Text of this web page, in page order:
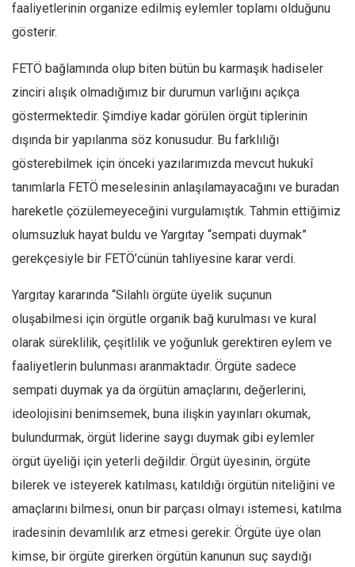
faaliyetlerinin organize edilmiş eylemler toplamı olduğunu
gösterir.
FETÖ bağlamında olup biten bütün bu karmaşık hadiseler
zinciri alışık olmadığımız bir durumun varlığını açıkça
göstermektedir. Şimdiye kadar görülen örgüt tiplerinin
dışında bir yapılanma söz konusudur. Bu farklılığı
gösterebilmek için önceki yazılarımızda mevcut hukukî
tanımlarla FETÖ meselesinin anlaşılamayacağını ve buradan
hareketle çözülemeyeceğini vurgulamıştık. Tahmin ettiğimiz
olumsuzluk hayat buldu ve Yargıtay “sempati duymak”
gerekçesiyle bir FETÖ’cünün tahliyesine karar verdi.
Yargıtay kararında “Silahlı örgüte üyelik suçunun
oluşabilmesi için örgütle organik bağ kurulması ve kural
olarak süreklilik, çeşitlilik ve yoğunluk gerektiren eylem ve
faaliyetlerin bulunması aranmaktadır. Örgüte sadece
sempati duymak ya da örgütün amaçlarını, değerlerini,
ideolojisini benimsemek, buna ilişkin yayınları okumak,
bulundurmak, örgüt liderine saygı duymak gibi eylemler
örgüt üyeliği için yeterli değildir. Örgüt üyesinin, örgüte
bilerek ve isteyerek katılması, katıldığı örgütün niteliğini ve
amaçlarını bilmesi, onun bir parçası olmayı istemesi, katılma
iradesinin devamlılık arz etmesi gerekir. Örgüte üye olan
kimse, bir örgüte girerken örgütün kanunun suç saydığı